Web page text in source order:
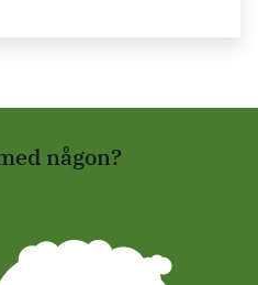
någon?